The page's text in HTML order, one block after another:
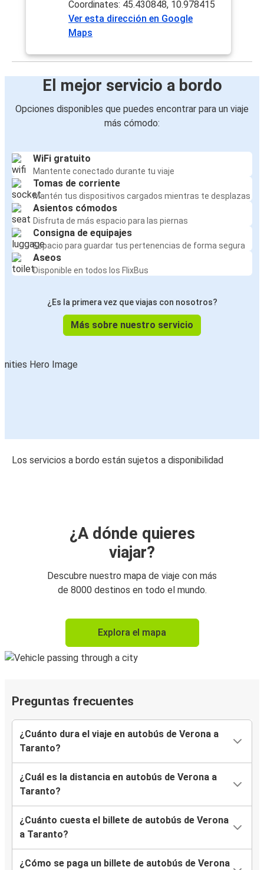
Coordinates: 45.430848, 10.978415
Ver esta dirección en Google
Maps
El mejor servicio a bordo
Opciones disponibles que puedes encontrar para un viaje
más cómodo:
WiFi gratuito
Mantente conectado durante tu viaje
Tomas de corriente
Mantén tus dispositivos cargados mientras te desplazas
Asientos cómodos
Disfruta de más espacio para las piernas
Consigna de equipajes
Espacio para guardar tus pertenencias de forma segura
Aseos
Disponible en todos los FlixBus
¿Es la primera vez que viajas con nosotros?
Más sobre nuestro servicio
Los servicios a bordo están sujetos a disponibilidad
¿A dónde quieres
viajar?
Descubre nuestro mapa de viaje con más
de 8000 destinos en todo el mundo.
Explora el mapa
Preguntas frecuentes
¿Cuánto dura el viaje en autobús de Verona a
Taranto?
¿Cuál es la distancia en autobús de Verona a
Taranto?
¿Cuánto cuesta el billete de autobús de Verona
a Taranto?
¿Cómo se paga un billete de autobús de Verona